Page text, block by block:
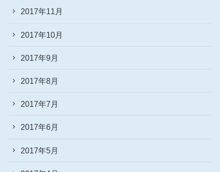
2017年11月
2017年10月
2017年9月
2017年8月
2017年7月
2017年6月
2017年5月